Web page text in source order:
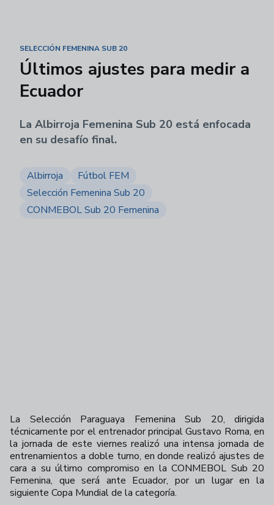
SELECCIÓN FEMENINA SUB 20
Últimos ajustes para medir a
Ecuador
La Albirroja Femenina Sub 20 está enfocada
en su desafío final.
Albirroja
Fútbol FEM
Selección Femenina Sub 20
CONMEBOL Sub 20 Femenina
La Selección Paraguaya Femenina Sub 20, dirigida
técnicamente por el entrenador principal Gustavo Roma, en
la jornada de este viernes realizó una intensa jornada de
entrenamientos a doble turno, en donde realizó ajustes de
cara a su último compromiso en la CONMEBOL Sub 20
Femenina, que será ante Ecuador, por un lugar en la
siguiente Copa Mundial de la categoría.